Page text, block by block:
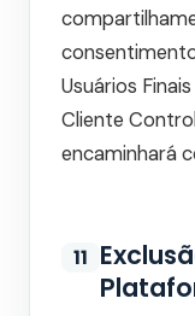
Usuários
Cliente
encaminhará
11